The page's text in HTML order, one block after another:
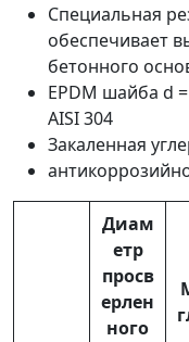
Специальная
обеспечивает
бетонного
EPDM шайба d
AISI 304
Закаленная
Диам
етр
просв
ерлен
ного